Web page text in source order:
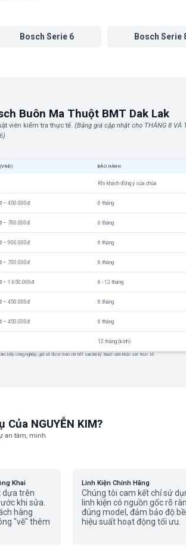
Bosch Serie 6 Bosch Serie
Buôn Ma Thuột BMT Dak Lak
viên kiểm tra thực tế. (Bảng giá cập nhật cho THÁNG 8 VÀ
BẢO HÀNH
Khi khách đồng ý sửa chữa
– 450.000đ 6 tháng
– 700.000đ 6 tháng
– 900.000đ 6 tháng
– 700.000đ 6 tháng
– 1.650.000đ 6 - 12 tháng
– 450.000đ 6 tháng
– 450.000đ 6 tháng
12 tháng (kính)
bếp công nghiệp, giá sẽ được báo chi tiết sau khi kỹ thuật viên khảo sát thực tế.
Của NGUYỄN KIM?
an tâm, minh
Khai
dựa trên
khi sửa.
hàng
"vẽ" thêm
Linh Kiện Chính Hãng
Chúng tôi cam kết chỉ sử
linh kiện có nguồn gốc rõ
đúng model, đảm bảo độ
hiệu suất hoạt động tối ưu.